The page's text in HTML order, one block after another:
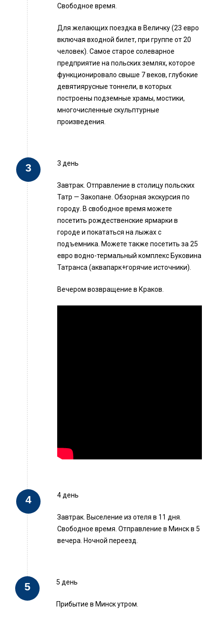
Свободное время.
Для желающих поездка в Величку (23 евро
включая входной билет, при группе от 20
человек). Самое старое солеварное
предприятие на польских землях, которое
функционировало свыше 7 веков, глубокие
девятиярусные тоннели, в которых
построены подземные храмы, мостики,
многочисленные скульптурные
произведения.
3 день
Завтрак. Отправление в столицу польских
Татр — Закопане. Обзорная экскурсия по
городу. В свободное время можете
посетить рождественские ярмарки в
городе и покататься на лыжах с
подъемника. Можете также посетить за 25
евро водно-термальный комплекс Буковина
Татранса (аквапарк+горячие источники).
Вечером возвращение в Краков.
4 день
Завтрак. Выселение из отеля в 11 дня.
Свободное время. Отправление в Минск в 5
вечера. Ночной переезд.
5 день
Прибытие в Минск утром.